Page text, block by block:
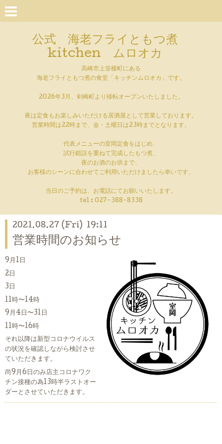
公式 海老フライともつ煮
kitchen ムロオカ
高崎市上並榎町にある
海老フライともつ煮の食堂「キッチンムロオカ」です。
2026年3月、剣崎町より移転オープンいたしました。
夜は定食もお楽しみいただける居酒屋として営業しております。
営業時間は22時まで、金・土曜日は23時までとなります。
代表メニューの室岡定食をはじめ、
試行錯誤を重ねて完成したもつ煮、
夜のお酒のお供まで、
お客様のシーンに合わせてご利用いただけましたら幸いです。
当日のご予約は、お電話にてお願いいたします。
tel : 027-388-8338
2021.08.27 (Fri) 19:11
営業時間のお知らせ
9月1日
2日
3日
11時〜14時
9月4日〜31日
11時〜16時
それ以降は新型コロナウイルス
の状況を確認しながら検討させ
ていただきます。
尚9月6日のみ店主コロナワク
チン接種の為13時半ラストオー
ダーとさせていただきます。